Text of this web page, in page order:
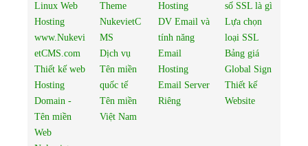
Linux Web
Hosting
www.Nukevi
etCMS.com
Thiết kế web
Hosting
Domain -
Tên miền
Web
Theme
NukevietC
MS
Dịch vụ
Tên miền
quốc tế
Tên miền
Việt Nam
Hosting
DV Email và
tính năng
Email
Hosting
Email Server
Riêng
số SSL là gì
Lựa chọn
loại SSL
Bảng giá
Global Sign
Thiết kế
Website